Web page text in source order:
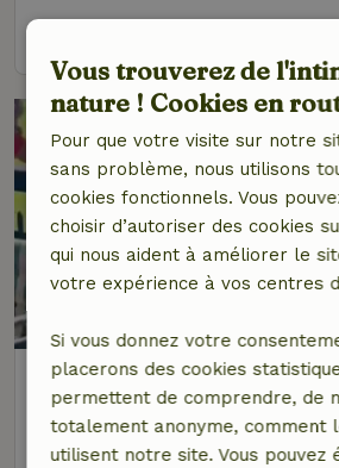
Maison nature à Zuidveld
À 3 km distance de Zwiggelte
5 personnes 3 Chambres à
Vous trouverez de
nature ! Cookies en
Pour que votre visite sur notre
sans problème, nous utilisons
cookies fonctionnels. Vous
choisir d’autoriser des cookies
qui nous aident à améliorer le
votre expérience à vos centres
Si vous donnez votre
placerons des cookies
permettent de comprendre, de
totalement anonyme, comment
utilisent notre site. Vous pouvez